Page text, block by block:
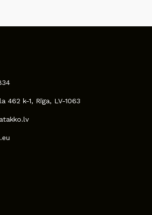
462 k-1, Rīga, LV-1063